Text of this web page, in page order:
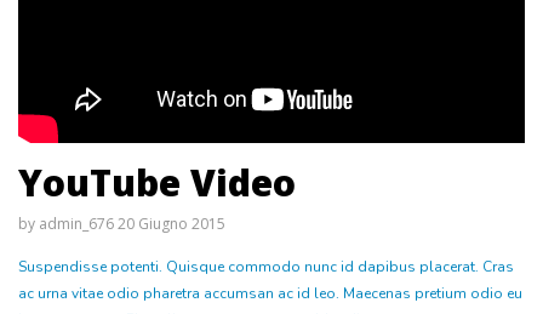
YouTube Video
by admin_67620 Giugno 2015
Suspendisse potenti. Quisque commodo nunc id dapibus placerat. Cras
ac urna vitae odio pharetra accumsan ac id leo. Maecenas pretium odio eu